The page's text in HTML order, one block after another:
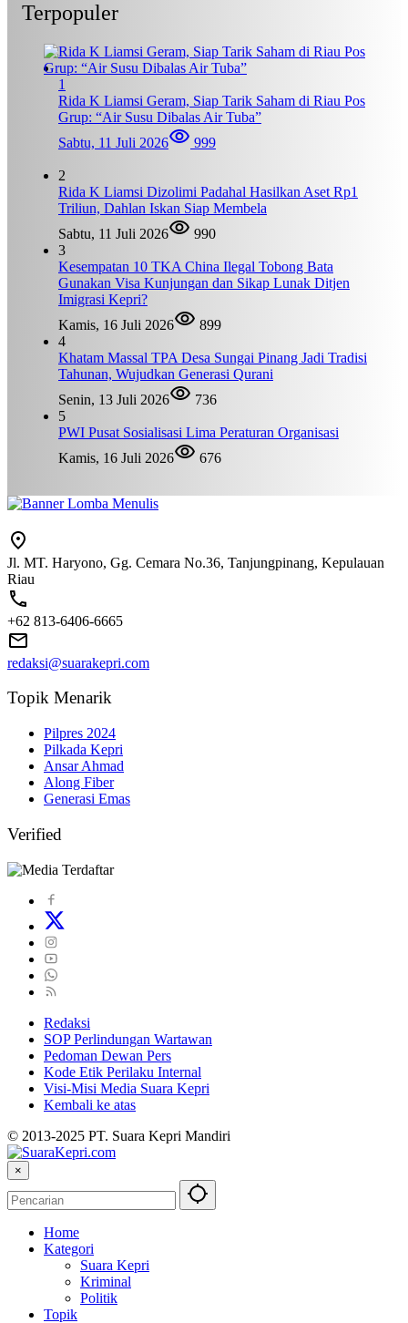
Terpopuler
1
Rida K Liamsi Geram, Siap Tarik Saham di Riau Pos
Grup: “Air Susu Dibalas Air Tuba”
Sabtu, 11 Juli 2026
999
2
Rida K Liamsi Dizolimi Padahal Hasilkan Aset Rp1
Triliun, Dahlan Iskan Siap Membela
Sabtu, 11 Juli 2026
990
3
Kesempatan 10 TKA China Ilegal Tobong Bata
Gunakan Visa Kunjungan dan Sikap Lunak Ditjen
Imigrasi Kepri?
Kamis, 16 Juli 2026
899
4
Khatam Massal TPA Desa Sungai Pinang Jadi Tradisi
Tahunan, Wujudkan Generasi Qurani
Senin, 13 Juli 2026
736
5
PWI Pusat Sosialisasi Lima Peraturan Organisasi
Kamis, 16 Juli 2026
676
Jl. MT. Haryono, Gg. Cemara No.36, Tanjungpinang, Kepulauan
Riau
+62 813-6406-6665
redaksi@suarakepri.com
Topik Menarik
Pilpres 2024
Pilkada Kepri
Ansar Ahmad
Along Fiber
Generasi Emas
Verified
Redaksi
SOP Perlindungan Wartawan
Pedoman Dewan Pers
Kode Etik Perilaku Internal
Visi-Misi Media Suara Kepri
Kembali ke atas
© 2013-2025 PT. Suara Kepri Mandiri
×
Home
Kategori
Suara Kepri
Kriminal
Politik
Topik